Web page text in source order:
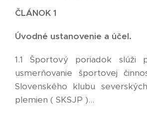
ČLÁNOK 1
Úvodné ustanovenie a účel.
1.1 Športový poriadok slúži
usmerňovanie športovej
Slovenského klubu
plemien ( SKSJP )...